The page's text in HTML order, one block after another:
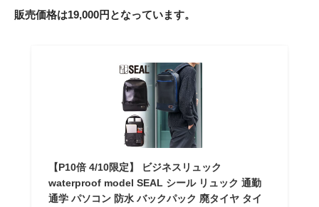
販売価格は19,000円となっています。
【P10倍 4/10限定】 ビジネスリュック
waterproof model SEAL シール リュック 通勤
通学 パソコン 防水 バックパック 廃タイヤ タイ